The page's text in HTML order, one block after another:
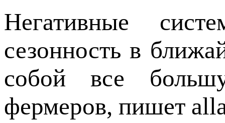
Негативные
сезонность в
собой все
фермеров, пишет